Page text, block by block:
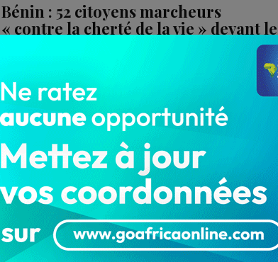
Bénin : 52 citoyens marcheurs
« contre la cherté de la vie » devant le
Société